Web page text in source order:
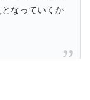
となっていくか